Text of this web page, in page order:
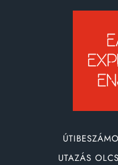
UTAZÁS